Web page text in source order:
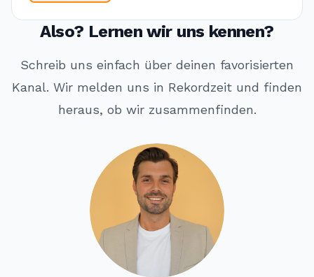
Also? Lernen wir uns kennen?
Schreib uns einfach über deinen favorisierten
Kanal. Wir melden uns in Rekordzeit und finden
heraus, ob wir zusammenfinden.